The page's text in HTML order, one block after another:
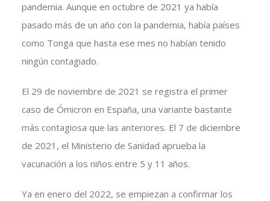
pandemia. Aunque en octubre de 2021 ya había
pasado más de un año con la pandemia, había países
como Tonga que hasta ese mes no habían tenido
ningún contagiado.
El 29 de noviembre de 2021 se registra el primer
caso de Ómicron en España, una variante bastante
más contagiosa que las anteriores. El 7 de diciembre
de 2021, el Ministerio de Sanidad aprueba la
vacunación a los niños entre 5 y 11 años.
Ya en enero del 2022, se empiezan a confirmar los